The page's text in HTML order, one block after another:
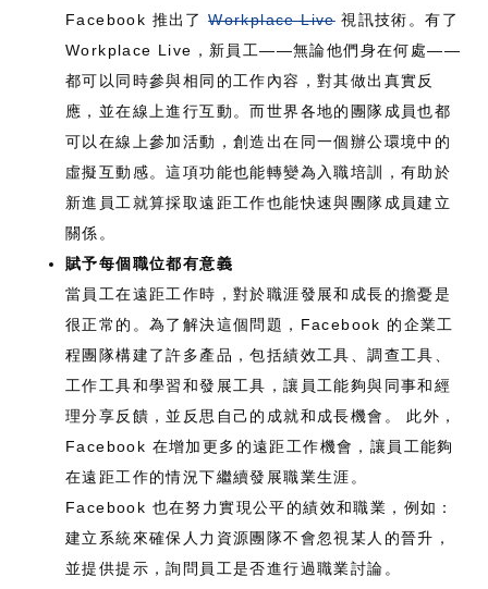
Facebook 推出了Workplace Live視訊技術。有了
Workplace Live，新員工——無論他們身在何處——
都可以同時參與相同的工作內容，對其做出真實反
應，並在線上進行互動。而世界各地的團隊成員也都
可以在線上參加活動，創造出在同一個辦公環境中的
虛擬互動感。這項功能也能轉變為入職培訓，有助於
新進員工就算採取遠距工作也能快速與團隊成員建立
關係。
賦予每個職位都有意義
當員工在遠距工作時，對於職涯發展和成長的擔憂是
很正常的。為了解決這個問題，Facebook 的企業工
程團隊構建了許多產品，包括績效工具、調查工具、
工作工具和學習和發展工具，讓員工能夠與同事和經
理分享反饋，並反思自己的成就和成長機會。 此外，
Facebook 在增加更多的遠距工作機會，讓員工能夠
在遠距工作的情況下繼續發展職業生涯。
Facebook 也在努力實現公平的績效和職業，例如：
建立系統來確保人力資源團隊不會忽視某人的晉升，
並提供提示，詢問員工是否進行過職業討論。